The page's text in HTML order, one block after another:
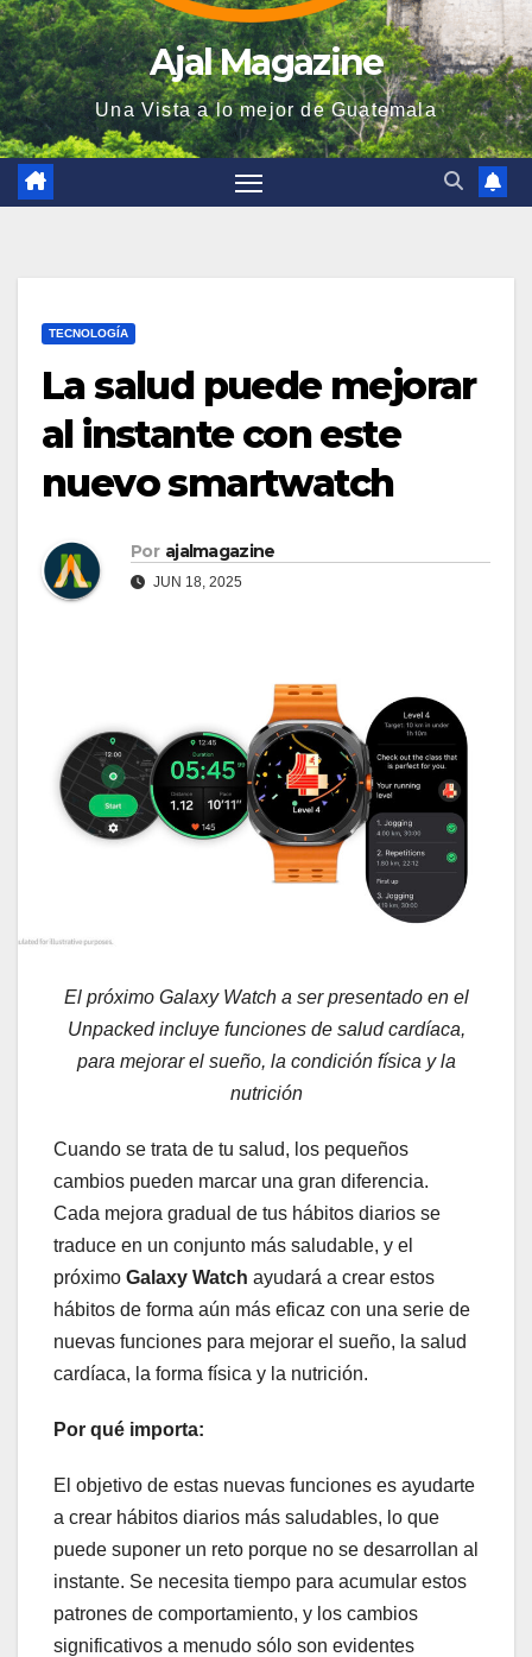
Ajal Magazine
Una Vista a lo mejor de Guatemala
TECNOLOGÍA
La salud puede mejorar
al instante con este
nuevo smartwatch
Por ajalmagazine
JUN 18, 2025
El próximo Galaxy Watch a ser presentado en el
Unpacked incluye funciones de salud cardíaca,
para mejorar el sueño, la condición física y la
nutrición
Cuando se trata de tu salud, los pequeños
cambios pueden marcar una gran diferencia.
Cada mejora gradual de tus hábitos diarios se
traduce en un conjunto más saludable, y el
próximo Galaxy Watch ayudará a crear estos
hábitos de forma aún más eficaz con una serie de
nuevas funciones para mejorar el sueño, la salud
cardíaca, la forma física y la nutrición.
Por qué importa:
El objetivo de estas nuevas funciones es ayudarte
a crear hábitos diarios más saludables, lo que
puede suponer un reto porque no se desarrollan al
instante. Se necesita tiempo para acumular estos
patrones de comportamiento, y los cambios
significativos a menudo sólo son evidentes